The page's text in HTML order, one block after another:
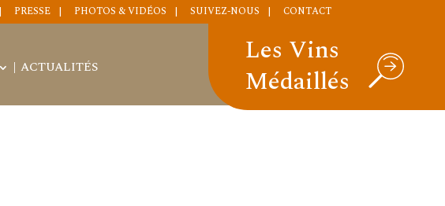
PRESSE PHOTOS & VIDÉOS SUIVEZ-NOUS CONTACT
ACTUALITÉS
Les Vins
Médaillés